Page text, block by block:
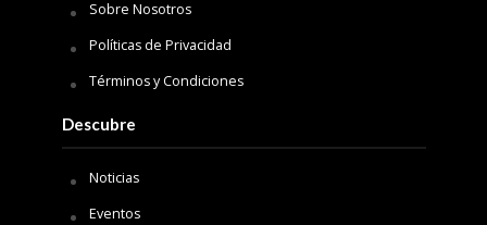
Sobre Nosotros
Políticas de Privacidad
Términos y Condiciones
Descubre
Noticias
Eventos